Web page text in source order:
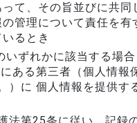
て、その旨並びに共
管理について責任を
るとき
ずれかに該当する場
ある第三者（個人情
に 個人情報を提供